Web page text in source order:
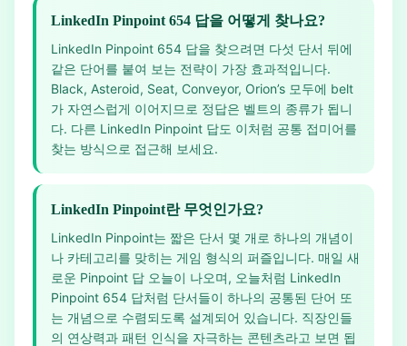
LinkedIn Pinpoint 654 답을 어떻게 찾나요?
LinkedIn Pinpoint 654 답을 찾으려면 다섯 단서 뒤에
같은 단어를 붙여 보는 전략이 가장 효과적입니다.
Black, Asteroid, Seat, Conveyor, Orion’s 모두에 belt
가 자연스럽게 이어지므로 정답은 벨트의 종류가 됩니
다. 다른 LinkedIn Pinpoint 답도 이처럼 공통 접미어를
찾는 방식으로 접근해 보세요.
LinkedIn Pinpoint란 무엇인가요?
LinkedIn Pinpoint는 짧은 단서 몇 개로 하나의 개념이
나 카테고리를 맞히는 게임 형식의 퍼즐입니다. 매일 새
로운 Pinpoint 답 오늘이 나오며, 오늘처럼 LinkedIn
Pinpoint 654 답처럼 단서들이 하나의 공통된 단어 또
는 개념으로 수렴되도록 설계되어 있습니다. 직장인들
의 연상력과 패턴 인식을 자극하는 콘텐츠라고 보면 됩